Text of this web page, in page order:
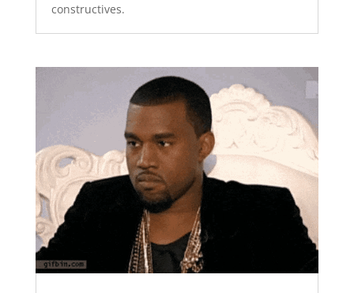
constructives.